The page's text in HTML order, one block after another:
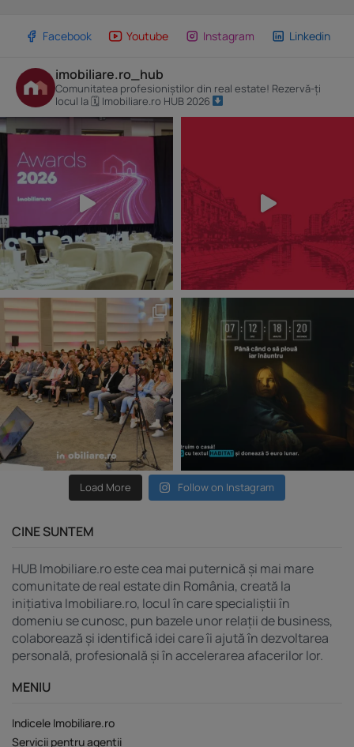
Facebook Youtube Instagram Linkedin
imobiliare.ro_hub
Comunitatea profesioniștilor din real estate! Rezervă-ți
locul la 🗓 Imobiliare.ro HUB 2026
Load More Follow on Instagram
CINE SUNTEM
HUB Imobiliare.ro este cea mai puternică și mai mare
comunitate de real estate din România, creată la
inițiativa Imobiliare.ro, locul în care specialiștii în
domeniu se cunosc, pun bazele unor relații de business,
colaborează și identifică idei care îi ajută în dezvoltarea
personală, profesională și în accelerarea afacerilor lor.
MENIU
Indicele Imobiliare.ro
Servicii pentru agenții